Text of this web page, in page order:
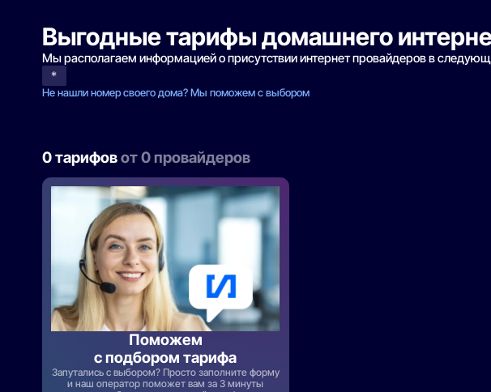
Выгодные тарифы домашнего
Мы располагаем информацией о присутствии интернет провайдеров в
*
Не нашли номер своего дома? Мы поможем с выбором
0 тарифовот 0 провайдеров
Поможем
с подбором тарифа
Запутались с выбором? Просто заполните форму
и наш оператор поможет вам за 3 минуты